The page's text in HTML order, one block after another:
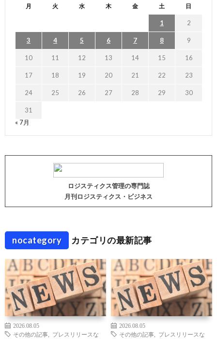
月 火 水 木 金 土 日
1 2
3 4 5 6 7 8 9
10 11 12 13 14 15 16
17 18 19 20 21 22 23
24 25 26 27 28 29 30
31
« 7月
ロジスティクス管理の専門誌
月刊ロジスティクス・ビジネス
nocategory カテゴリの最新記事
2026.08.05
その他の記事
プレスリリースな
2026.08.05
その他の記事
プレスリリースな